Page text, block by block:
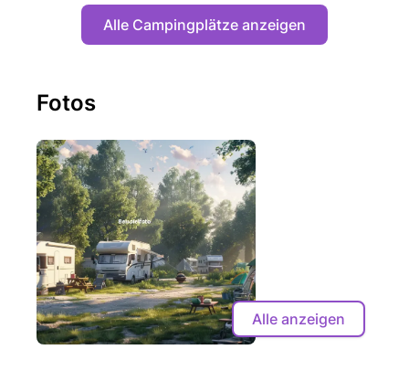
Alle Campingplätze anzeigen
Fotos
Alle anzeigen